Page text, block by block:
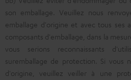
son emballage. Veuillez nous
emballage d'origine et avec tous ses
composants d'emballage, dans la
vous serions reconnaissants
suremballage de protection. Si vous
d'origine, veuillez veiller à une